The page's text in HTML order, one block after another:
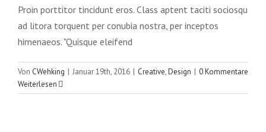
Proin porttitor tincidunt eros. Class aptent taciti sociosqu
ad litora torquent per conubia nostra, per inceptos
himenaeos. "Quisque eleifend
Von CWehking | Januar 19th, 2016 | Creative,Design | 0 Kommentare
Weiterlesen